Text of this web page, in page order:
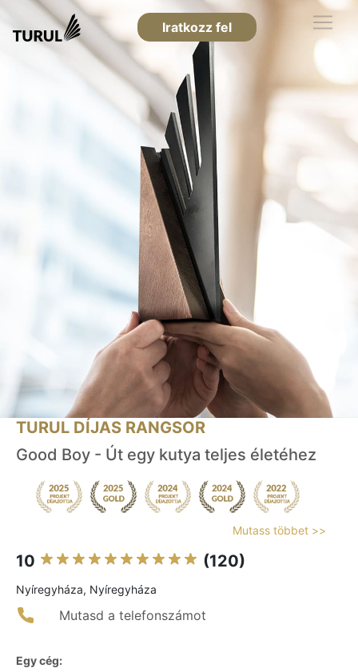
Iratkozz fel
TURUL DÍJAS RANGSOR
Good Boy - Út egy kutya teljes életéhez
Mutass többet >>
10 (120)
Nyíregyháza, Nyíregyháza
Mutasd a telefonszámot
Egy cég: